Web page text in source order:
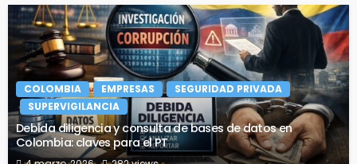
COLOMBIA EMPRESAS
SEGURIDAD PRIVADA
SUPERVIGILANCIA
Debida diligencia y consulta de bases de datos en
Colombia: claves para el PT